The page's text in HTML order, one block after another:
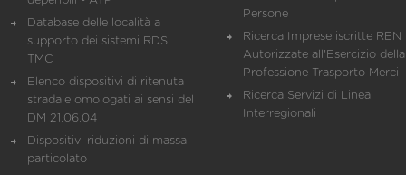
Database delle località a
supporto dei sistemi RDS
TMC
Elenco dispositivi di ritenuta
stradale omologati ai sensi del
DM 21.06.04
Dispositivi riduzioni di massa
particolato
Persone
Ricerca Imprese iscritte REN
Autorizzate all'Esercizio della
Professione Trasporto Merci
Ricerca Servizi di Linea
Interregionali